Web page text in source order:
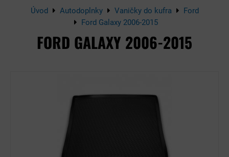
Úvod Autodoplnky Vaničky do kufra
Ford
Ford Galaxy 2006-2015
FORD GALAXY 2006-2015